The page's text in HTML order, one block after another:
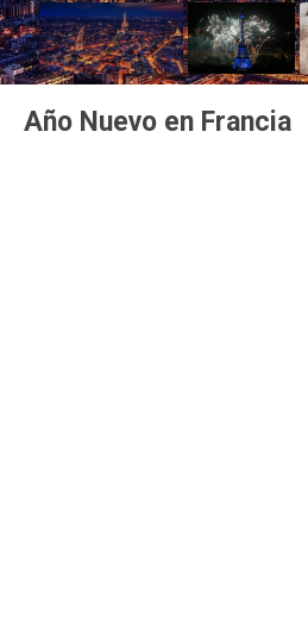
Año Nuevo en Francia